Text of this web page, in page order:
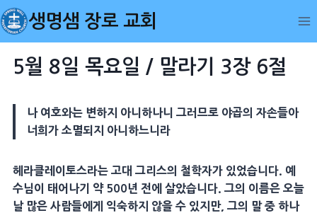
Skip
to
content
생명샘 장로 교회
5월 8일 목요일 / 말라기 3장 6절
나 여호와는 변하지 아니하나니 그러므로 야곱의 자손들아
너희가 소멸되지 아니하느니라
헤라클레이토스라는 고대 그리스의 철학자가 있었습니다. 예
수님이 태어나기 약 500년 전에 살았습니다. 그의 이름은 오늘
날 많은 사람들에게 익숙하지 않을 수 있지만, 그의 말 중 하나